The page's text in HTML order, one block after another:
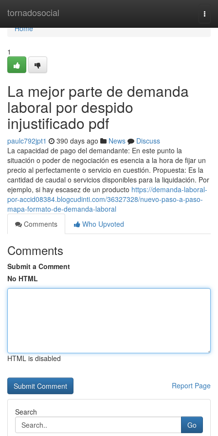
tornadosocial
Home
Home
1
La mejor parte de demanda
laboral por despido
injustificado pdf
paulc792jpt1 390 days ago News
Discuss
La capacidad de pago del demandante: En este punto la
situación o poder de negociación es esencia a la hora de fijar un
precio al perfectamente o servicio en cuestión. Propuesta: Es la
cantidad de caudal o servicios disponibles para la liquidación. Por
ejemplo, si hay escasez de un producto https://demanda-laboral-
por-accid08384.blogcudinti.com/36327328/nuevo-paso-a-paso-
mapa-formato-de-demanda-laboral
Comments
Who Upvoted
Comments
Submit a Comment
No HTML
HTML is disabled
Report Page
Search
Go